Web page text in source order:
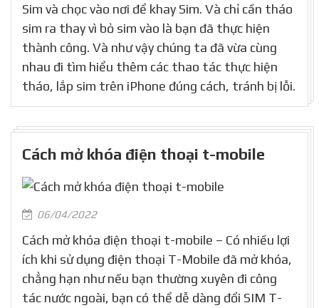
Sim và chọc vào nơi để khay Sim. Và chỉ cần tháo
sim ra thay vì bỏ sim vào là bạn đã thực hiện
thành công. Và như vậy chúng ta đã vừa cùng
nhau đi tìm hiểu thêm các thao tác thực hiện
tháo, lắp sim trên iPhone đúng cách, tránh bị lỗi.
Cách mở khóa điện thoại t-mobile
06/04/2022
Cách mở khóa điện thoại t-mobile – Có nhiều lợi
ích khi sử dụng điện thoại T-Mobile đã mở khóa,
chẳng hạn như nếu bạn thường xuyên đi công
tác nước ngoài, bạn có thể dễ dàng đổi SIM T-